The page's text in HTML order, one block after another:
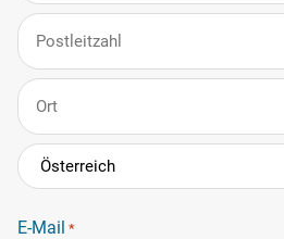
Anschrift
PLZ
Stadt
E-Mail *